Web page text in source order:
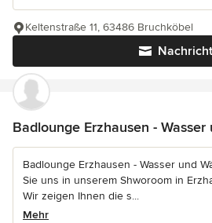
Nachricht
Keltenstraße 11, 63486 Bruchköbel
Badlounge Erzhausen -
Badlounge Erzhausen - Wasser und
Sie uns in unserem Shworoom in
Wir zeigen Ihnen die s...
Mehr